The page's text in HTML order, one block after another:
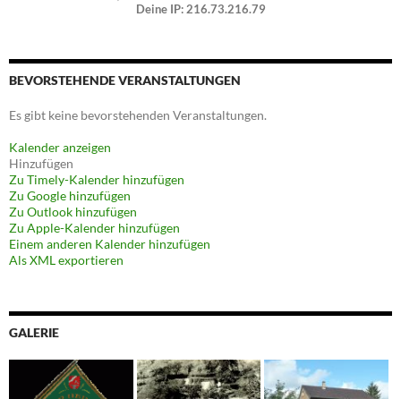
Deine IP: 216.73.216.79
BEVORSTEHENDE VERANSTALTUNGEN
Es gibt keine bevorstehenden Veranstaltungen.
Kalender anzeigen
Hinzufügen
Zu Timely-Kalender hinzufügen
Zu Google hinzufügen
Zu Outlook hinzufügen
Zu Apple-Kalender hinzufügen
Einem anderen Kalender hinzufügen
Als XML exportieren
GALERIE